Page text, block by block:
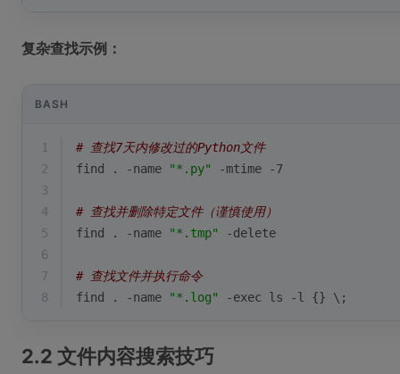
复杂查找示例：
BASH
1
# 查找7天内修改过的Python文件
2
find . -name "*.py"
-mtime -7
3
4
# 查找并删除特定文件（谨慎使用）
5
find . -name "*.tmp"
-delete
6
7
# 查找文件并执行命令
8
find . -name "*.log" -exec ls -l {} \;
2.2 文件内容搜索技巧